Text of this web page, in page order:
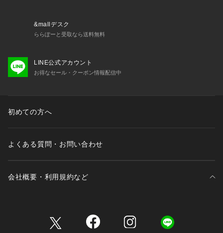
&mallデスク
ららぽーと受取なら送料無料
LINE公式アカウント
お得なセール・クーポン情報配信中
初めての方へ
よくある質問・お問い合わせ
会社概要・利用規約など